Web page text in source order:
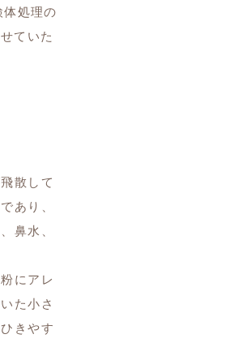
処理の
ていた
散して
あり、
鼻水、
にアレ
た小さ
きやす